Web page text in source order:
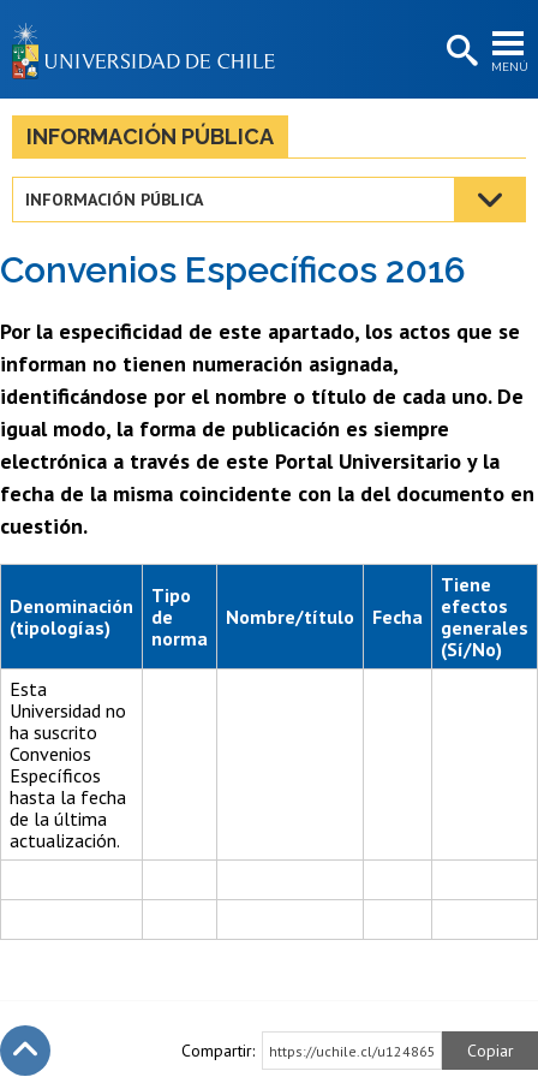
MENÚ
BIBLIOTECAS
LA UNIVERSIDAD
Estudiantes
Académicas/os
Funcionarias/os
Egresadas/os
INFORMACIÓN PÚBLICA
INFORMACIÓN PÚBLICA
Convenios Específicos 2016
Por la especificidad de este apartado, los actos que se
informan no tienen numeración asignada,
identificándose por el nombre o título de cada uno. De
igual modo, la forma de publicación es siempre
electrónica a través de este Portal Universitario y la
fecha de la misma coincidente con la del documento en
cuestión.
Denominación
(tipologías)
Tipo
de
norma
Nombre/título Fecha
Tiene
efectos
generales
(Sí/No)
Esta
Universidad no
ha suscrito
Convenios
Específicos
hasta la fecha
de la última
actualización.
Compartir: https://uchile.cl/u124865 Copiar